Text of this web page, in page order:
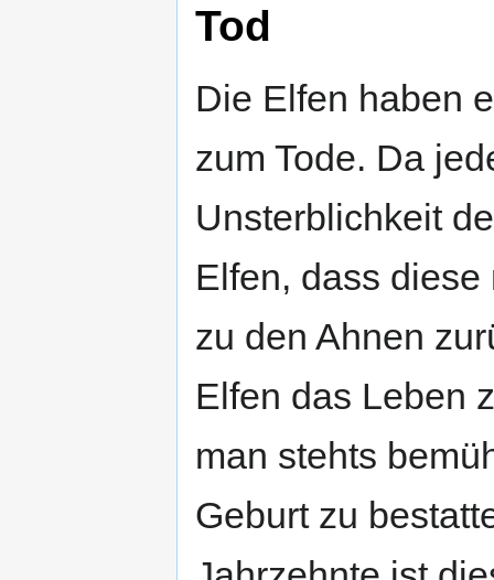
Tod
Die Elfen haben
zum Tode. Da
Unsterblichkeit
Elfen, dass
zu den Ahnen
Elfen das Leben
man stehts
Geburt zu